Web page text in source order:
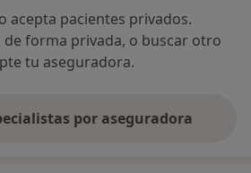
acepta pacientes privados.
de forma privada, o buscar otro
tu aseguradora.
por aseguradora